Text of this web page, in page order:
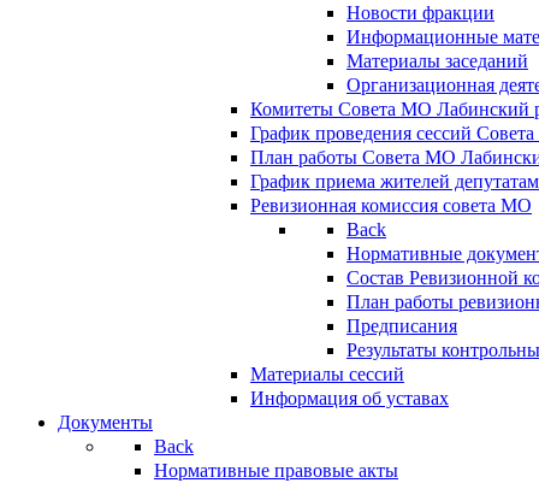
Новости фракции
Информационные
Материалы заседаний
Организационная
Комитеты Совета МО Лабинский
График проведения сессий
План работы Совета МО
График приема жителей
Ревизионная комиссия совета МО
Back
Нормативные
Состав Ревизионной
План работы
Предписания
Результаты
Материалы сессий
Информация об уставах
Документы
Back
Нормативные правовые акты